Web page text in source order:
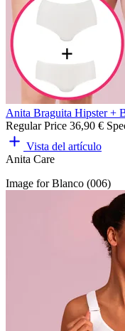
Anita Braguita Hipster +
Regular Price 36,90 €
Vista del artículo
Anita Care
Image for Blanco (006)